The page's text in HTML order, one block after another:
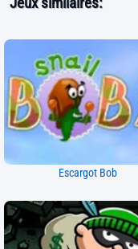
Escargot Bob